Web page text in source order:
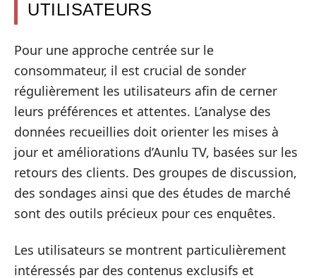
UTILISATEURS
Pour une approche centrée sur le
consommateur, il est crucial de sonder
régulièrement les utilisateurs afin de cerner
leurs préférences et attentes. L’analyse des
données recueillies doit orienter les mises à
jour et améliorations d’Aunlu TV, basées sur les
retours des clients. Des groupes de discussion,
des sondages ainsi que des études de marché
sont des outils précieux pour ces enquêtes.
Les utilisateurs se montrent particulièrement
intéressés par des contenus exclusifs et